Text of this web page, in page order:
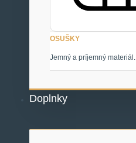
OSUŠKY
Jemný a príjemný materiál.
Doplnky